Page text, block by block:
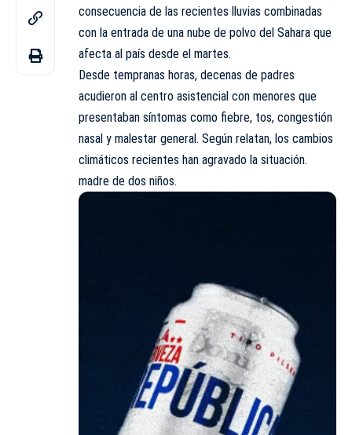
consecuencia de las recientes lluvias combinadas
con la entrada de una nube de polvo del Sahara que
afecta al país desde el martes.
Desde tempranas horas, decenas de padres
acudieron al centro asistencial con menores que
presentaban síntomas como fiebre, tos, congestión
nasal y malestar general. Según relatan, los cambios
climáticos recientes han agravado la situación.
madre de dos niños.